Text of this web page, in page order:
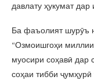
давлату ҳукумат
Ба фаъолият шурӯъ
“Озмоишгоҳи
муосири соҳавӣ дар
соҳаи тибби